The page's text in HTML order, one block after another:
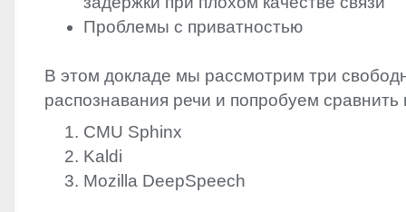
Проблемы с приватностью
В этом докладе мы рассмотрим три
распознавания речи и попробуем сравнить
CMU Sphinx
Kaldi
Mozilla DeepSpeech